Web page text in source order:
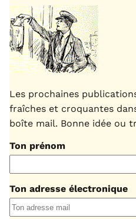
Les prochaines
fraîches et croquantes
boîte mail. Bonne idée ou
Ton prénom
Ton adresse électronique